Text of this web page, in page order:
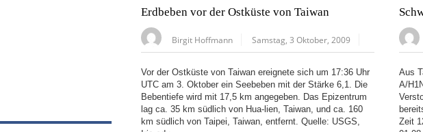
Erdbeben vor der Ostküste von Taiwan
Birgit Hoffmann Samstag, 3 Oktober, 2009
Vor der Ostküste von Taiwan ereignete sich um 17:36 Uhr
UTC am 3. Oktober ein Seebeben mit der Stärke 6,1. Die
Bebentiefe wird mit 17,5 km angegeben. Das Epizentrum
lag ca. 35 km südlich von Hua-lien, Taiwan, und ca. 160
km südlich von Taipei, Taiwan, entfernt. Quelle: USGS,
Aus
A/
Zeit